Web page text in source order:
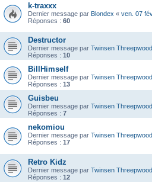
k-traxxx
Dernier message par Blondex « ven. 07
Réponses : 60
Destructor
Dernier message par Twinsen Threepwood
Réponses : 10
BillHimself
Dernier message par Twinsen Threepwood
Réponses : 13
Guisbeu
Dernier message par Twinsen Threepwood
Réponses : 7
nekomiou
Dernier message par Twinsen Threepwood
Réponses : 17
Retro Kidz
Dernier message par Twinsen Threepwood
Réponses : 12